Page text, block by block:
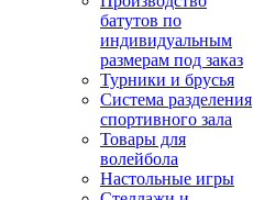
батутов по
индивидуальным
размерам под заказ
Турники и брусья
Система разделения
спортивного зала
Товары для
волейбола
Настольные игры